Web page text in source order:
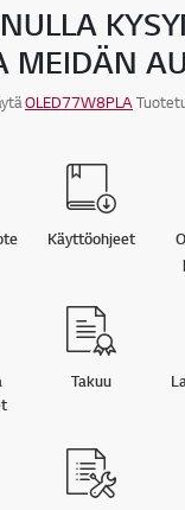
MEIDÄN
OLED77W8PLA
Käyttöohjeet
Takuu